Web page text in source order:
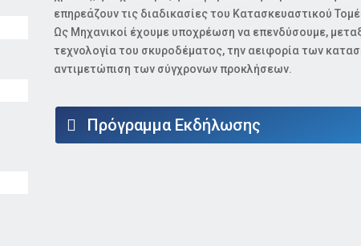
επηρεάζουν τις διαδικασίες του Κατασκευαστικού
Ως Μηχανικοί έχουμε υποχρέωση να επενδύσουμε,
τεχνολογία του σκυροδέματος, την αειφορία των
αντιμετώπιση των σύγχρονων προκλήσεων.
Πρόγραμμα Εκδήλωσης